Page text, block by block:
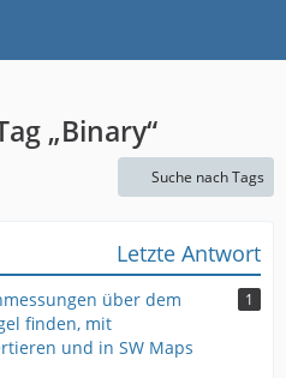
„Binary“
Suche nach Tags
Letzte Antwort
über dem
finden, mit
und in SW Maps
1